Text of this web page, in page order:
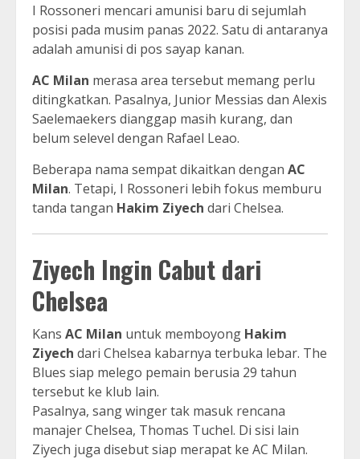
I Rossoneri mencari amunisi baru di sejumlah
posisi pada musim panas 2022. Satu di antaranya
adalah amunisi di pos sayap kanan.
AC Milan merasa area tersebut memang perlu
ditingkatkan. Pasalnya, Junior Messias dan Alexis
Saelemaekers dianggap masih kurang, dan
belum selevel dengan Rafael Leao.
Beberapa nama sempat dikaitkan dengan AC
Milan. Tetapi, I Rossoneri lebih fokus memburu
tanda tangan Hakim Ziyech dari Chelsea.
Ziyech Ingin Cabut dari
Chelsea
Kans AC Milan untuk memboyong Hakim
Ziyech dari Chelsea kabarnya terbuka lebar. The
Blues siap melego pemain berusia 29 tahun
tersebut ke klub lain.
Pasalnya, sang winger tak masuk rencana
manajer Chelsea, Thomas Tuchel. Di sisi lain
Ziyech juga disebut siap merapat ke AC Milan.